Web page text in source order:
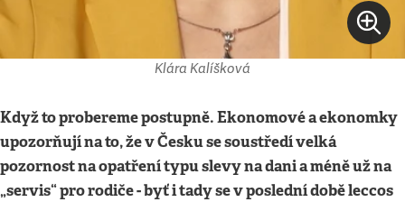
Klára Kalíšková
Když to probereme postupně. Ekonomové a ekonomky
upozorňují na to, že v Česku se soustředí velká
pozornost na opatření typu slevy na dani a méně už na
„servis“ pro rodiče - byť i tady se v poslední době leccos